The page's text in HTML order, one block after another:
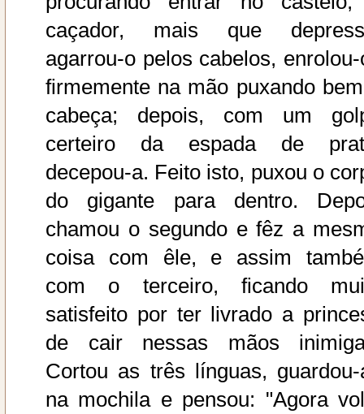
caçador, mais que
agarrou-o pelos cabelos,
firmemente na mão puxando
cabeça; depois, com um
certeiro da espada de
decepou-a. Feito isto, puxou o
do gigante para dentro.
chamou o segundo e fêz a
coisa com êle, e assim
com o terceiro, ficando
satisfeito por ter livrado a
de cair nessas mãos
Cortou as três línguas, guardou-
na mochila e pensou: "Agora